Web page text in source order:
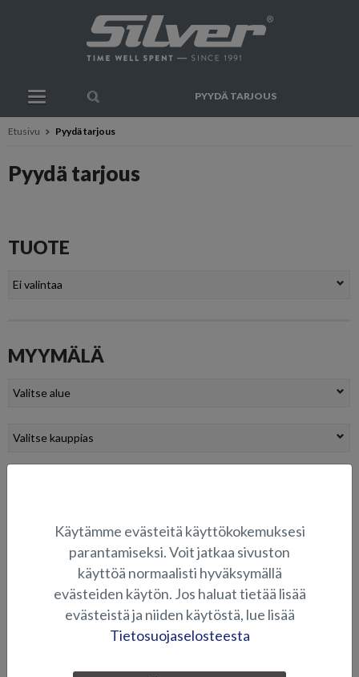
PYYDÄ TARJOUS
Etusivu Pyydä tarjous
Pyydä tarjous
TUOTE
MYYMÄLÄ
Sukunimi *
Käytämme evästeitä käyttökokemuksesi
parantamiseksi. Voit jatkaa sivuston
käyttöä normaalisti hyväksymällä
evästeiden käytön. Jos haluat tietää lisää
evästeistä ja niiden käytöstä, lue lisää
Tietosuojaselosteesta